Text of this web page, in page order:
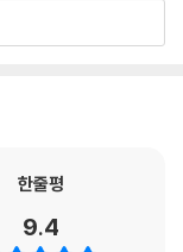
족한 더클래식 세계
도네이션 세계문학
.한줄평
9.4